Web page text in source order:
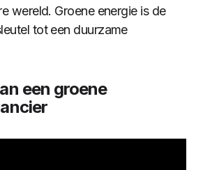
wereld. Groene energie is de
tot een duurzame
een groene